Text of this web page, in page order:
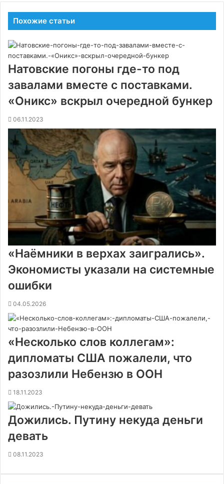
Похожие статьи
Натовские погоны где-то под
завалами вместе с поставками.
«Оникс» вскрыл очередной бункер
06.11.2023
«Наёмники в верхах заигрались».
Экономисты указали на системные
ошибки
04.05.2026
«Несколько слов коллегам»:
дипломаты США пожалели, что
разозлили Небензю в ООН
18.11.2023
Дожились. Путину некуда деньги
девать
08.11.2023